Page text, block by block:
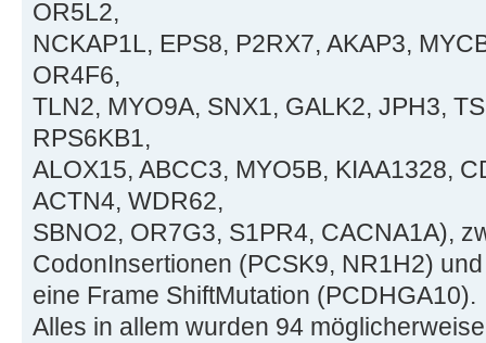
OR5L2,
NCKAP1L, EPS8, P2RX7, AKAP3,
OR4F6,
TLN2, MYO9A, SNX1, GALK2, JPH3,
RPS6KB1,
ALOX15, ABCC3, MYO5B, KIAA1328,
ACTN4, WDR62,
SBNO2, OR7G3, S1PR4, CACNA1A),
CodonInsertionen (PCSK9, NR1H2)
eine Frame ShiftMutation (PCDHGA10).
Alles in allem wurden 94